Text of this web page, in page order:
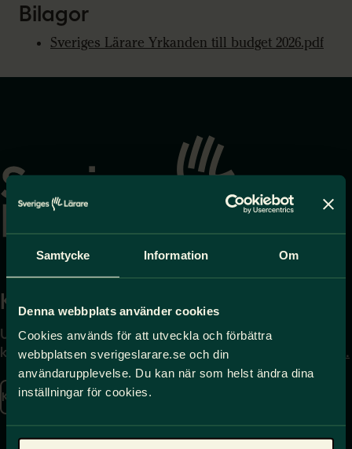
Samtycke Information Om
Denna webbplats använder cookies
Cookies används för att utveckla och förbättra
webbplatsen sverigeslarare.se och din
användarupplevelse. Du kan när som helst ändra dina
inställningar för cookies.
Bilagor
Sveriges Lärare Yrkanden till budget 2026.pdf
startsidan
Kontakta
Uppgifter om hur du
kontaktar oss finns här.
Kontakta oss
Press
Journalist – du når oss
på press@sverigeslarare.
se